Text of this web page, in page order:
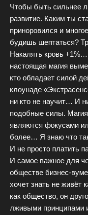
Чтобы быть сильнее
развитие. Каким ты
приноровился и
будишь шептаться?
Накалять кровь
настоящая магия
кто обладает силой
клоунаде
ни кто не научит… И
подобные силы.
являются фокусами
более… Я знаю что
И не просто платить
И самое важное для
обществе бизнес-
хочет знать не живёт
как общество, он
лживыми принципами